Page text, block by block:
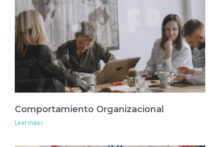
Comportamiento Organizacional
Leer más»